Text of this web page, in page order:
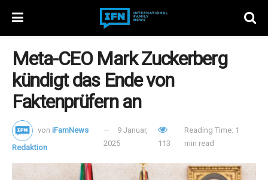
Meta-CEO Mark Zuckerberg
kündigt das Ende von
Faktenprüfern an
von iFamNews
Redaktion
9 Januar,
2025
113
Reading Time: 1
min read